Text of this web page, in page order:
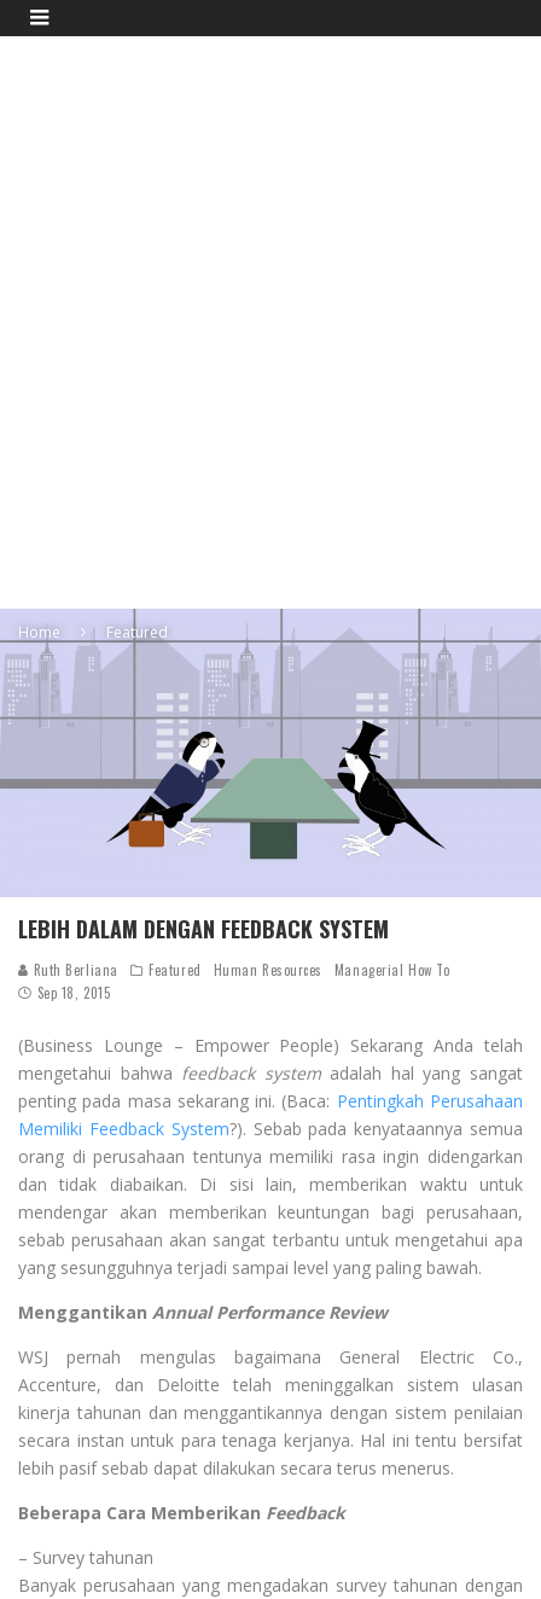
Home Featured
LEBIH DALAM DENGAN FEEDBACK SYSTEM
Ruth Berliana Featured Human Resources
Managerial How To
Sep 18, 2015
(Business Lounge – Empower People) Sekarang Anda telah
mengetahui bahwa feedback system adalah hal yang sangat
penting pada masa sekarang ini. (Baca: Pentingkah Perusahaan
Memiliki Feedback System?). Sebab pada kenyataannya semua
orang di perusahaan tentunya memiliki rasa ingin didengarkan
dan tidak diabaikan. Di sisi lain, memberikan waktu untuk
mendengar akan memberikan keuntungan bagi perusahaan,
sebab perusahaan akan sangat terbantu untuk mengetahui apa
yang sesungguhnya terjadi sampai level yang paling bawah.
Menggantikan Annual Performance Review
WSJ pernah mengulas bagaimana General Electric Co.,
Accenture, dan Deloitte telah meninggalkan sistem ulasan
kinerja tahunan dan menggantikannya dengan sistem penilaian
secara instan untuk para tenaga kerjanya. Hal ini tentu bersifat
lebih pasif sebab dapat dilakukan secara terus menerus.
Beberapa Cara Memberikan Feedback
– Survey tahunan
Banyak perusahaan yang mengadakan survey tahunan dengan